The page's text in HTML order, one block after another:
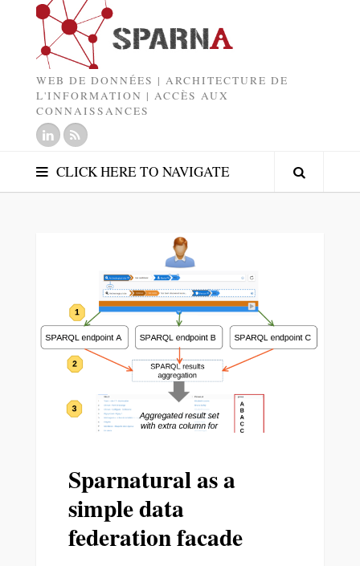
WEB DE DONNÉES | ARCHITECTURE DE
L'INFORMATION | ACCÈS AUX
CONNAISSANCES
CLICK HERE TO NAVIGATE
Sparnatural as a
simple data
federation facade